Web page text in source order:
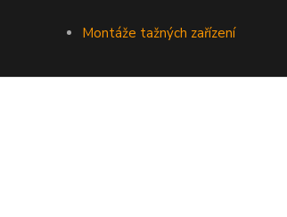
Montáže tažných zařízení